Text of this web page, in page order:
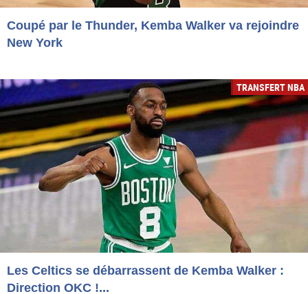
Coupé par le Thunder, Kemba Walker va rejoindre
New York
TRANSFERT NBA
Les Celtics se débarrassent de Kemba Walker :
Direction OKC !...